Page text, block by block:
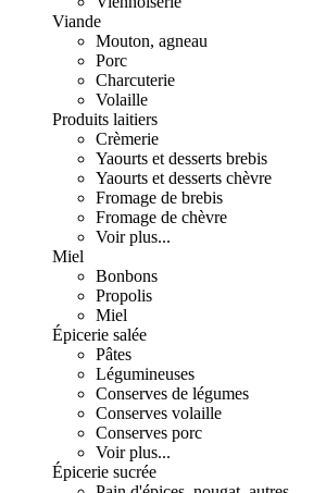
Viande
Mouton, agneau
Porc
Charcuterie
Volaille
Produits laitiers
Crèmerie
Yaourts et desserts brebis
Yaourts et desserts chèvre
Fromage de brebis
Fromage de chèvre
Voir plus...
Miel
Bonbons
Propolis
Miel
Épicerie salée
Pâtes
Légumineuses
Conserves de légumes
Conserves volaille
Conserves porc
Voir plus...
Épicerie sucrée